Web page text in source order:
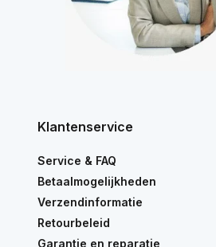
Klantenservice
Service & FAQ
Betaalmogelijkheden
Verzendinformatie
Retourbeleid
Garantie en reparatie